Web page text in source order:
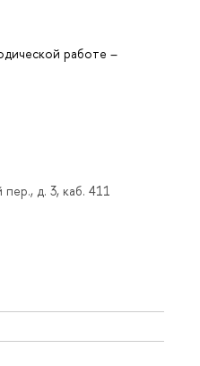
работе –
пер., д. 3, каб. 411